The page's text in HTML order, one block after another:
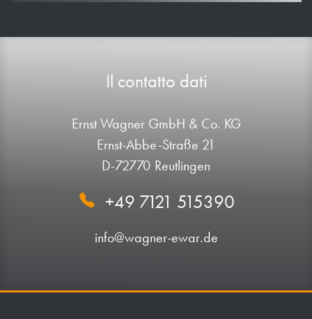
Il contatto dati
Ernst Wagner GmbH & Co. KG
Ernst-Abbe-Straße 21
D-72770 Reutlingen
+49 7121 515390
info@wagner-ewar.de